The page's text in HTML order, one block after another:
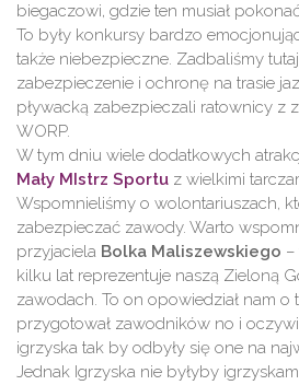
biegaczowi, gdzie ten musiał
To były konkursy bardzo
także niebezpieczne. Zadbaliśmy
zabezpieczenie i ochronę na trasie
pływacką zabezpieczali ratownicy z
WORP.
W tym dniu wiele dodatkowych
Mały MIstrz Sportu z wielkimi
Wspomnieliśmy o wolontariuszach,
zabezpieczać zawody. Warto
przyjaciela Bolka Maliszewskiego
kilku lat reprezentuje naszą Zieloną
zawodach. To on opowiedział nam o
przygotował zawodników no i
igrzyska tak by odbyły się one na
Jednak Igrzyska nie byłyby